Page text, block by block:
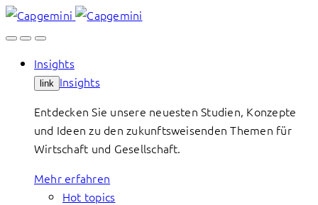
Skip
to
Insights
link Insights
Entdecken Sie unsere neuesten Studien, Konzepte
und Ideen zu den zukunftsweisenden Themen für
Wirtschaft und Gesellschaft.
Mehr erfahren
Hot topics